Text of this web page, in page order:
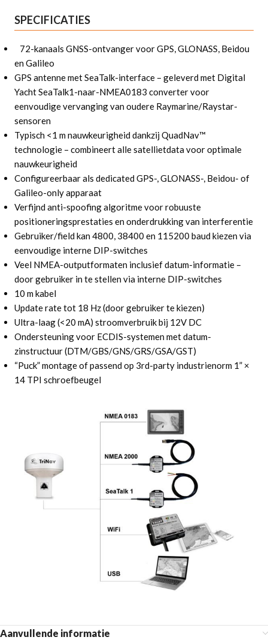
SPECIFICATIES
72-kanaals GNSS-ontvanger voor GPS, GLONASS, Beidou
en Galileo
GPS antenne met SeaTalk-interface – geleverd met Digital
Yacht SeaTalk1-naar-NMEA0183 converter voor
eenvoudige vervanging van oudere Raymarine/Raystar-
sensoren
Typisch <1 m nauwkeurigheid dankzij QuadNav™
technologie – combineert alle satellietdata voor optimale
nauwkeurigheid
Configureerbaar als dedicated GPS-, GLONASS-, Beidou- of
Galileo-only apparaat
Verfijnd anti-spoofing algoritme voor robuuste
positioneringsprestaties en onderdrukking van interferentie
Gebruiker/field kan 4800, 38400 en 115200 baud kiezen via
eenvoudige interne DIP-switches
Veel NMEA-outputformaten inclusief datum-informatie –
door gebruiker in te stellen via interne DIP-switches
10 m kabel
Update rate tot 18 Hz (door gebruiker te kiezen)
Ultra-laag (<20 mA) stroomverbruik bij 12V DC
Ondersteuning voor ECDIS-systemen met datum-
zinstructuur (DTM/GBS/GNS/GRS/GSA/GST)
“Puck” montage of passend op 3rd-party industrienorm 1” ×
14 TPI schroefbeugel
Aanvullende informatie